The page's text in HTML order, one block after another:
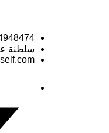
968
سلطنة